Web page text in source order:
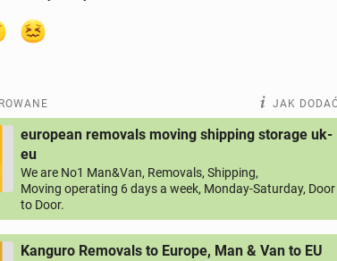
JAK
european removals moving shipping storage uk-
eu
We are No1 Man&Van, Removals, Shipping,
Moving operating 6 days a week, Monday-Saturday, Door
to Door.
Kanguro Removals to Europe, Man & Van to EU